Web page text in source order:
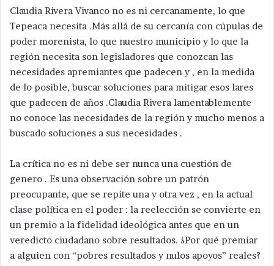
Claudia Rivera Vivanco no es ni cercanamente, lo que
Tepeaca necesita .Más allá de su cercanía con cúpulas de
poder morenista, lo que nuestro municipio y lo que la
región necesita son legisladores que conozcan las
necesidades apremiantes que padecen y , en la medida
de lo posible, buscar soluciones para mitigar esos lares
que padecen de años .Claudia Rivera lamentablemente
no conoce las necesidades de la región y mucho menos a
buscado soluciones a sus necesidades .
La crítica no es ni debe ser nunca una cuestión de
genero . Es una observación sobre un patrón
preocupante, que se repite una y otra vez , en la actual
clase política en el poder : la reelección se convierte en
un premio a la fidelidad ideológica antes que en un
veredicto ciudadano sobre resultados. ¿Por qué premiar
a alguien con “pobres resultados y nulos apoyos” reales?